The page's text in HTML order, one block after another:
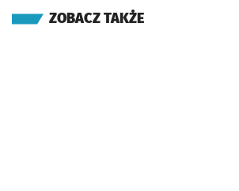
ZOBACZ TAKŻE